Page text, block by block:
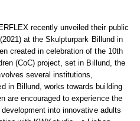
recently unveiled their public
at the Skulpturpark Billund in
created in celebration of the 10th
(CoC) project, set in Billund, the
several institutions,
in Billund, works towards building
are encouraged to experience the
into innovative adults